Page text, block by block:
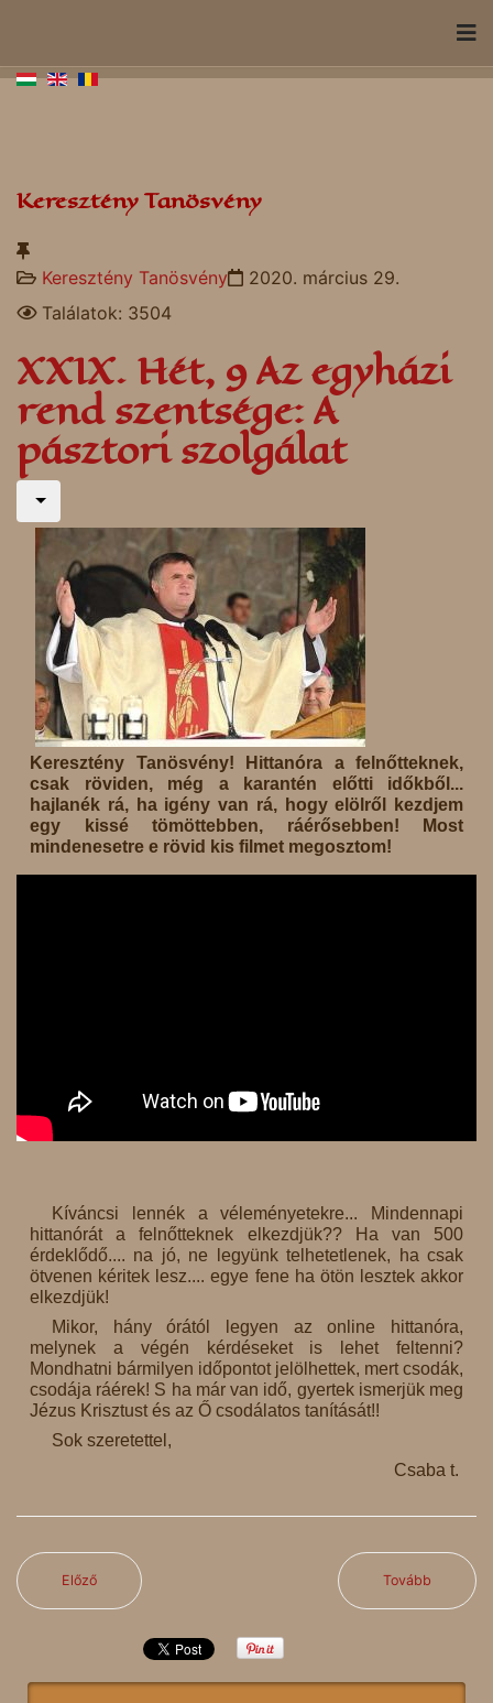
Keresztény Tanösvény
Keresztény Tanösvény
2020. március 29.
Találatok: 3504
XXIX. Hét, 9 Az egyházi
rend szentsége: A
pásztori szolgálat
Keresztény Tanösvény! Hittanóra a felnőtteknek,
csak röviden, még a karantén előtti időkből...
hajlanék rá, ha igény van rá, hogy elölről kezdjem
egy kissé tömöttebben, ráérősebben! Most
mindenesetre e rövid kis filmet megosztom!
Kíváncsi lennék a véleményetekre... Mindennapi
hittanórát a felnőtteknek elkezdjük?? Ha van 500
érdeklődő.... na jó, ne legyünk telhetetlenek, ha csak
ötvenen kéritek lesz.... egye fene ha ötön lesztek akkor
elkezdjük!
Mikor, hány órától legyen az online hittanóra,
melynek a végén kérdéseket is lehet feltenni?
Mondhatni bármilyen időpontot jelölhettek, mert csodák,
csodája ráérek! S ha már van idő, gyertek ismerjük meg
Jézus Krisztust és az Ő csodálatos tanítását!!
Sok szeretettel,
Csaba t.
Előző Tovább